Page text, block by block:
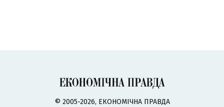
© 2005-2026, ЕКОНОМІЧНА ПРАВДА